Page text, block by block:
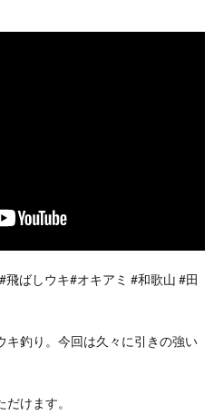
ばしウキ#オキアミ #和歌山 #田
キ釣り。今回は久々に引きの強い
けます。